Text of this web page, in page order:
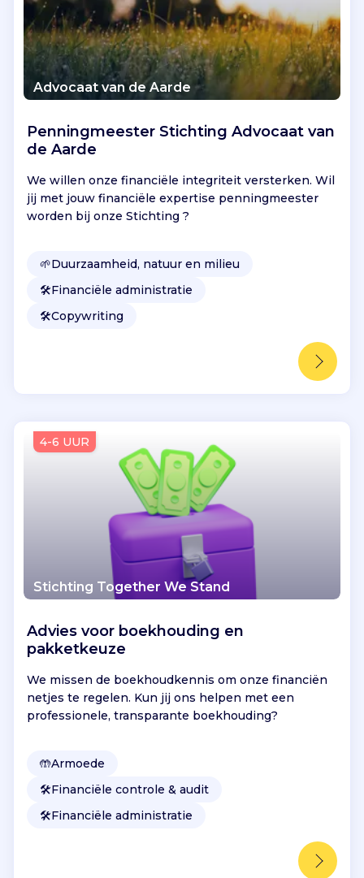
Advocaat van de Aarde
Penningmeester Stichting Advocaat van
de Aarde
We willen onze financiële integriteit versterken. Wil
jij met jouw financiële expertise penningmeester
worden bij onze Stichting ?
🌱Duurzaamheid, natuur en milieu
🛠️Financiële administratie
🛠️Copywriting
4-6 UUR
Stichting Together We Stand
Advies voor boekhouding en
pakketkeuze
We missen de boekhoudkennis om onze financiën
netjes te regelen. Kun jij ons helpen met een
professionele, transparante boekhouding?
🤲Armoede
🛠️Financiële controle & audit
🛠️Financiële administratie